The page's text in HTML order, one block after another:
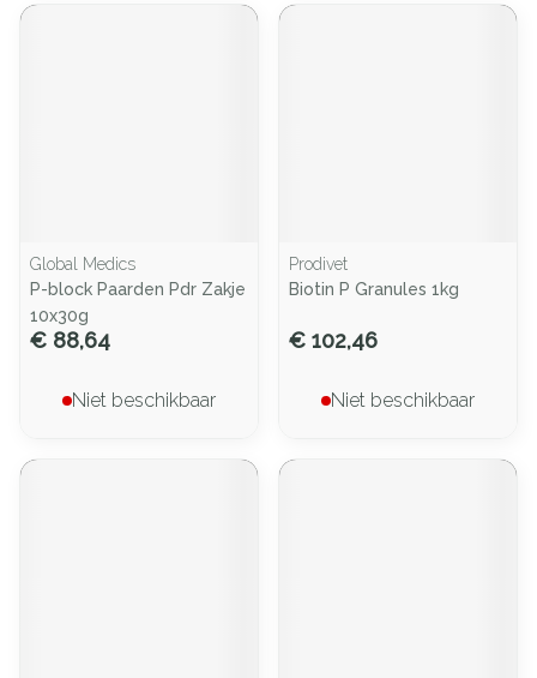
Global Medics
P-block Paarden Pdr Zakje
10x30g
€ 88,64
Niet beschikbaar
Prodivet
Biotin P Granules 1kg
€ 102,46
Niet beschikbaar